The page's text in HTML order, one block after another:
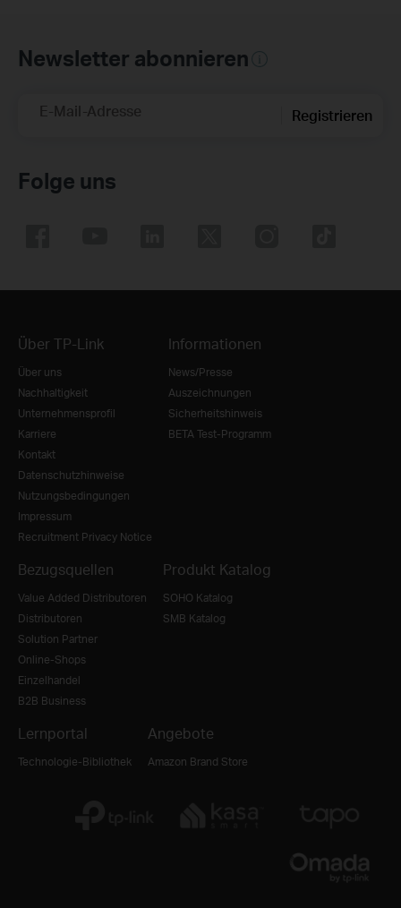
Newsletter abonnieren
E-Mail-Adresse Registrieren
Folge uns
Über TP-Link
Über uns
Nachhaltigkeit
Unternehmensprofil
Karriere
Kontakt
Datenschutzhinweise
Nutzungsbedingungen
Impressum
Recruitment Privacy Notice
Informationen
News/Presse
Auszeichnungen
Sicherheitshinweis
BETA Test-Programm
Bezugsquellen
Value Added Distributoren
Distributoren
Solution Partner
Online-Shops
Einzelhandel
B2B Business
Produkt Katalog
SOHO Katalog
SMB Katalog
Lernportal
Technologie-Bibliothek
Angebote
Amazon Brand Store